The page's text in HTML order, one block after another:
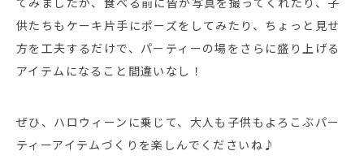
てみましたが、食べる前に皆が写真を撮ってくれたり、子
供たちもケーキ片手にポーズをしてみたり、ちょっと見せ
方を工夫するだけで、パーティーの場をさらに盛り上げる
アイテムになること間違いなし！
ぜひ、ハロウィーンに乗じて、大人も子供もよろこぶパー
ティーアイテムづくりを楽しんでくださいね♪